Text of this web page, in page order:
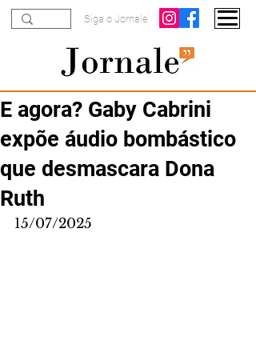
Siga o Jornale
E agora? Gaby Cabrini
expõe áudio bombástico
que desmascara Dona
Ruth
15/07/2025